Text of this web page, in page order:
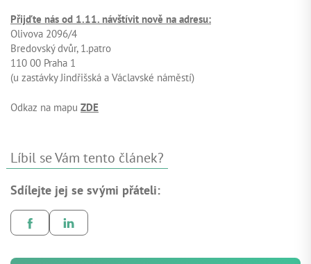
Přijďte nás od 1.11. návštívit nově na adresu:
Olivova 2096/4
Bredovský dvůr, 1.patro
110 00 Praha 1
(u zastávky Jindřišská a Václavské náměstí)
Odkaz na mapu ZDE
Líbil se Vám tento článek?
Sdílejte jej se svými přáteli: